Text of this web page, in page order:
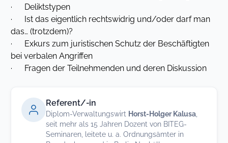
· Deliktstypen
· Ist das eigentlich rechtswidrig und/oder darf man
das… (trotzdem)?
· Exkurs zum juristischen Schutz der Beschäftigten
bei verbalen Angriffen
· Fragen der Teilnehmenden und deren Diskussion
Referent/-in
Diplom-Verwaltungswirt Horst-Holger Kalusa
seit mehr als 15 Jahren Dozent von BITEG-
Seminaren, leitete u. a. Ordnungsämter in